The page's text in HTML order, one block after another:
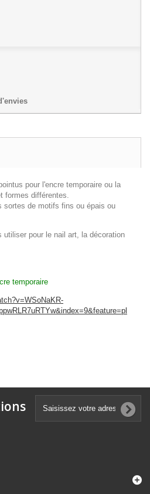
pour l'encre temporaire ou la
formes différentes.
sortes de motifs fins ou épais ou
utiliser pour le nail art, la décoration
temporaire